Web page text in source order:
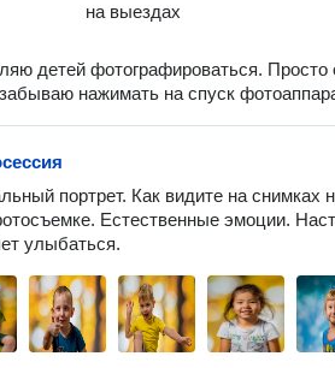
на выездах
детей фотографироваться.
нажимать на спуск
портрет. Как видите на снимках
Естественные эмоции.
улыбаться.